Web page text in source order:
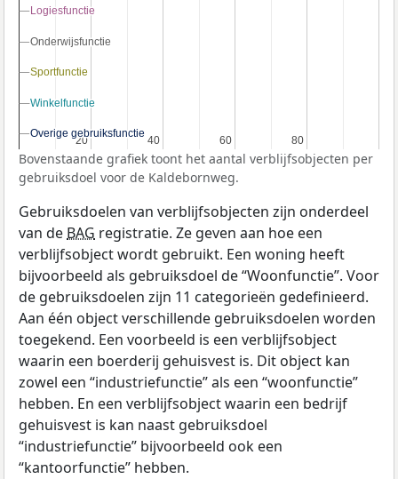
20
20 40
40 60
60 80
80
Logiesfunctie
Logiesfunctie
Onderwijsfunctie
Onderwijsfunctie
Sportfunctie
Sportfunctie
Winkelfunctie
Winkelfunctie
Overige gebruiksfunctie
Overige gebruiksfunctie
Bovenstaande grafiek toont het aantal verblijfsobjecten per
gebruiksdoel voor de Kaldebornweg.
Gebruiksdoelen van verblijfsobjecten zijn onderdeel
van deBAG registratie. Ze geven aan hoe een
verblijfsobject wordt gebruikt. Een woning heeft
bijvoorbeeld als gebruiksdoel de “Woonfunctie”. Voor
de gebruiksdoelen zijn 11 categorieën gedefinieerd.
Aan één object verschillende gebruiksdoelen worden
toegekend. Een voorbeeld is een verblijfsobject
waarin een boerderij gehuisvest is. Dit object kan
zowel een “industriefunctie” als een “woonfunctie”
hebben. En een verblijfsobject waarin een bedrijf
gehuisvest is kan naast gebruiksdoel
“industriefunctie” bijvoorbeeld ook een
“kantoorfunctie” hebben.